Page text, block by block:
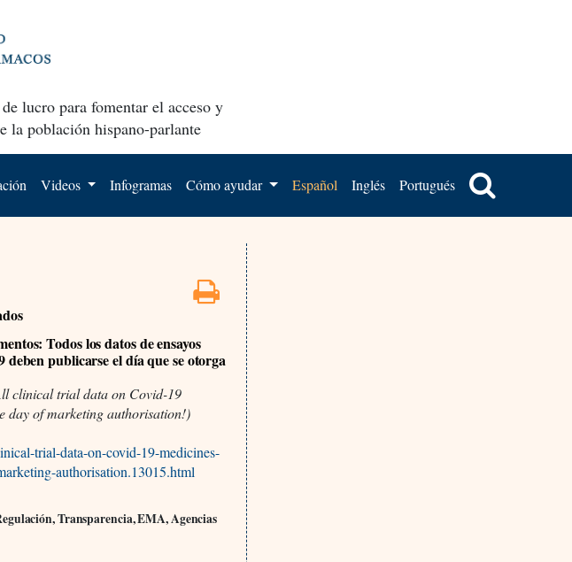
lucro para fomentar el acceso y
la población hispano-parlante
Videos Infogramas Cómo ayudar Español Inglés Portugués
Todos los datos de ensayos
publicarse el día que se otorga
clinical trial data on Covid-19
day of marketing authorisation!)
trial-data-on-covid-19-medicines-
authorisation.13015.html
Transparencia, EMA, Agencias